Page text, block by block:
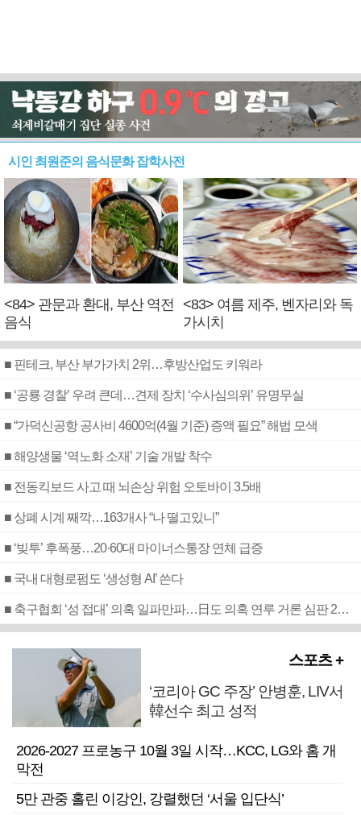
시인 최원준의 음식문화 잡학사전
<84> 관문과 환대, 부산 역전
음식
<83> 여름 제주, 벤자리와 독
가시치
■ 핀테크, 부산 부가가치 2위…후방산업도 키워라
■ ‘공룡 경찰’ 우려 큰데…견제 장치 ‘수사심의위’ 유명무실
■ “가덕신공항 공사비 4600억(4월 기준) 증액 필요” 해법 모색
■ 해양생물 ‘역노화 소재’ 기술 개발 착수
■ 전동킥보드 사고 때 뇌손상 위험 오토바이 3.5배
■ 상폐 시계 째깍…163개사 “나 떨고있니”
■ ‘빚투’ 후폭풍…20·60대 마이너스통장 연체 급증
■ 국내 대형로펌도 ‘생성형 AI’ 쓴다
■ 축구협회 ‘성 접대’ 의혹 일파만파…日도 의혹 연루 거론 심판 2명 조사
스포츠 +
‘코리아 GC 주장’ 안병훈, LIV서
韓선수 최고 성적
2026-2027 프로농구 10월 3일 시작…KCC, LG와 홈 개
막전
5만 관중 홀린 이강인, 강렬했던 ‘서울 입단식’